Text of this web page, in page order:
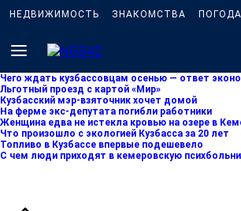
НЕДВИЖИМОСТЬ ЗНАКОМСТВА ПОГОДА
Чего ждать кузбассовцам осенью — ответ
Льготный проезд с картой «Мир»
Кузбасский мэр-взяточник хочет домой
На ферме экс-депутата погибли работники
Женщина едва не истекла кровью на озере в
Что произошло с экологией Кузбасса за 20 лет
Топливо в Кузбассе впервые подешевело
С чем люди приходят в кемеровскую